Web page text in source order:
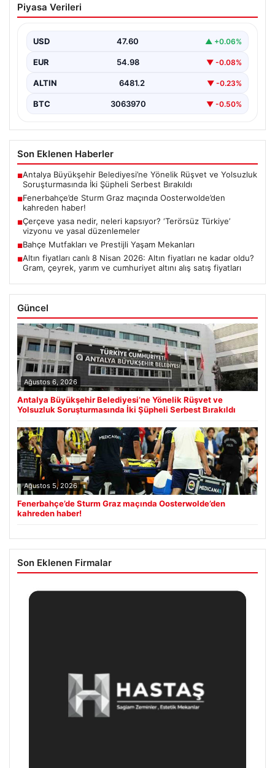
Oosterwolde’den kahreden haber!
Piyasa Verileri
USD 47.60 ▲ +0.06%
EUR 54.98 ▼ -0.08%
ALTIN 6481.2 ▼ -0.23%
BTC 3063970 ▼ -0.50%
Son Eklenen Haberler
■Antalya Büyükşehir Belediyesi’ne Yönelik Rüşvet ve Yolsuzluk
Soruşturmasında İki Şüpheli Serbest Bırakıldı
■Fenerbahçe’de Sturm Graz maçında Oosterwolde’den
kahreden haber!
■Çerçeve yasa nedir, neleri kapsıyor? ‘Terörsüz Türkiye’
vizyonu ve yasal düzenlemeler
■Bahçe Mutfakları ve Prestijli Yaşam Mekanları
■Altın fiyatları canlı 8 Nisan 2026: Altın fiyatları ne kadar oldu?
Gram, çeyrek, yarım ve cumhuriyet altını alış satış fiyatları
Güncel
Ağustos 6, 2026
Antalya Büyükşehir Belediyesi’ne Yönelik Rüşvet ve
Yolsuzluk Soruşturmasında İki Şüpheli Serbest Bırakıldı
Ağustos 5, 2026
Fenerbahçe’de Sturm Graz maçında Oosterwolde’den
kahreden haber!
Son Eklenen Firmalar